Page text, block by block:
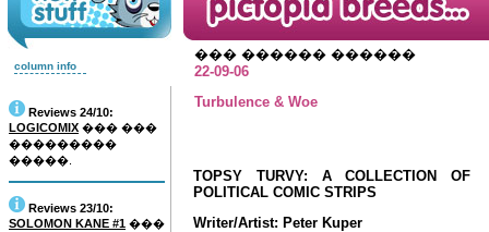
column info
Reviews 24/10:
LOGICOMIX ��� ���
���������
�����.
Reviews 23/10:
SOLOMON KANE #1 ���
��� ������ ������
22-09-06
Turbulence & Woe
TOPSY TURVY: A COLLECTION OF
POLITICAL COMIC STRIPS
Writer/Artist: Peter Kuper